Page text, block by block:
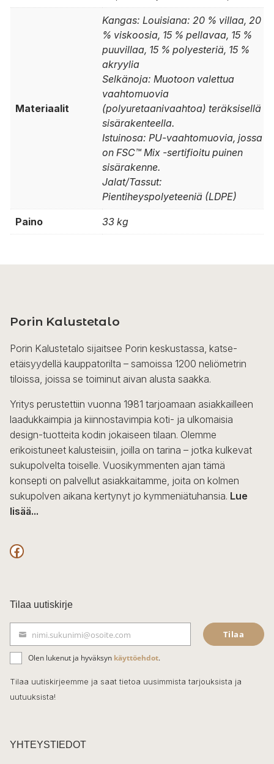
Materiaalit
Kangas: Louisiana: 20 % villaa, 20
% viskoosia, 15 % pellavaa, 15 %
puuvillaa, 15 % polyesteriä, 15 %
akryylia
Selkänoja: Muotoon valettua
vaahtomuovia
(polyuretaanivaahtoa) teräksisellä
sisärakenteella.
Istuinosa: PU-vaahtomuovia, jossa
on FSC™ Mix -sertifioitu puinen
sisärakenne.
Jalat/Tassut:
Pientiheyspolyeteeniä (LDPE)
Paino 33 kg
Porin Kalustetalo
Porin Kalustetalo sijaitsee Porin keskustassa, katse-
etäisyydellä kauppatorilta – samoissa 1200 neliömetrin
tiloissa, joissa se toiminut aivan alusta saakka.
Yritys perustettiin vuonna 1981 tarjoamaan asiakkailleen
laadukkaimpia ja kiinnostavimpia koti- ja ulkomaisia
design-tuotteita kodin jokaiseen tilaan. Olemme
erikoistuneet kalusteisiin, joilla on tarina – jotka kulkevat
sukupolvelta toiselle. Vuosikymmenten ajan tämä
konsepti on palvellut asiakkaitamme, joita on kolmen
sukupolven aikana kertynyt jo kymmeniätuhansia. Lue
lisää...
F
c
e
b
o
o
k
Tilaa uutiskirje
ä
h
k
t
nimi.sukunimi@osoite.com Tilaa
Olen lukenut ja hyväksyn käyttöehdot.
Tilaa uutiskirjeemme ja saat tietoa uusimmista tarjouksista ja
uutuuksista!
YHTEYSTIEDOT